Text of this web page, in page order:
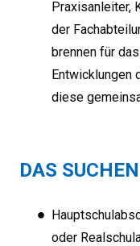
Praxisanleiter,
der
brennen für
Entwicklungen
diese
DAS
oder